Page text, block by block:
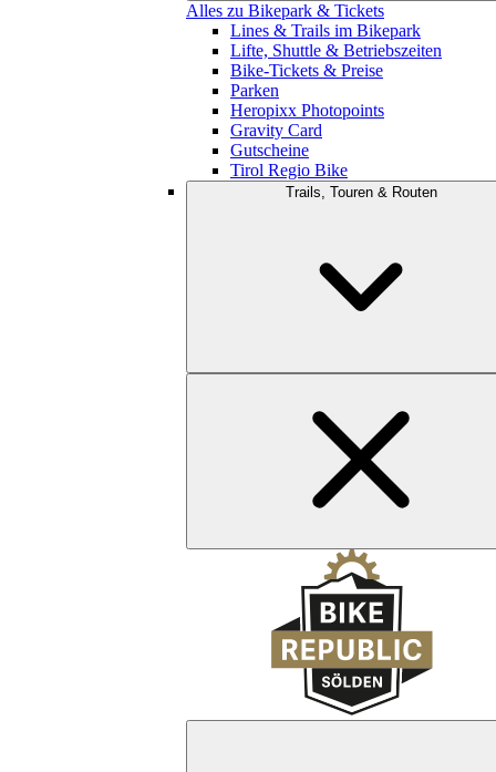
Alles zu Bikepark & Tickets
Lines & Trails im Bikepark
Lifte, Shuttle & Betriebszeiten
Bike-Tickets & Preise
Parken
Heropixx Photopoints
Gravity Card
Gutscheine
Tirol Regio Bike
Trails, Touren & Routen